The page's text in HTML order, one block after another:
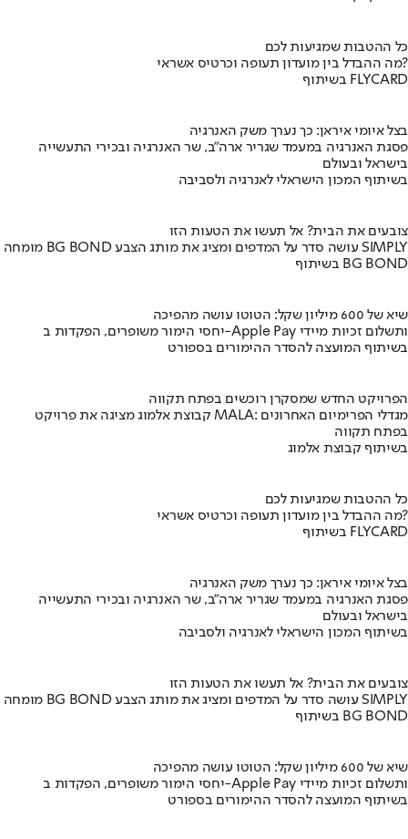
כל ההטבות שמגיעות לכם
מה ההבדל בין מועדון תעופה וכרטיס אשראי?
בשיתוף FLYCARD
בצל איומי איראן: כך נערך משק האנרגיה
פסגת האנרגיה במעמד שגריר ארה"ב, שר האנרגיה ובכירי התעשייה
בישראל ובעולם
בשיתוף המכון הישראלי לאנרגיה ולסביבה
צובעים את הבית? אל תעשו את הטעות הזו
מומחה BG BOND עושה סדר על המדפים ומציג את מותג הצבע SIMPLY
בשיתוף BG BOND
שיא של 600 מיליון שקל: הטוטו עושה מהפיכה
יחסי הימור משופרים, הפקדות ב-Apple Pay ותשלום זכיות מיידי
בשיתוף המועצה להסדר ההימורים בספורט
הפרויקט החדש שמסקרן רוכשים בפתח תקווה
קבוצת אלמוג מציגה את פרויקט MALA: מגדלי הפרימיום האחרונים
בפתח תקווה
בשיתוף קבוצת אלמוג
כל ההטבות שמגיעות לכם
מה ההבדל בין מועדון תעופה וכרטיס אשראי?
בשיתוף FLYCARD
בצל איומי איראן: כך נערך משק האנרגיה
פסגת האנרגיה במעמד שגריר ארה"ב, שר האנרגיה ובכירי התעשייה
בישראל ובעולם
בשיתוף המכון הישראלי לאנרגיה ולסביבה
צובעים את הבית? אל תעשו את הטעות הזו
מומחה BG BOND עושה סדר על המדפים ומציג את מותג הצבע SIMPLY
בשיתוף BG BOND
שיא של 600 מיליון שקל: הטוטו עושה מהפיכה
יחסי הימור משופרים, הפקדות ב-Apple Pay ותשלום זכיות מיידי
בשיתוף המועצה להסדר ההימורים בספורט